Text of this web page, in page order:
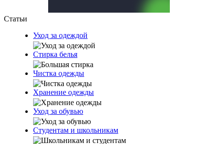
Статьи
Уход за одеждой
Стирка белья
Чистка одежды
Хранение одежды
Уход за обувью
Студентам и школьникам